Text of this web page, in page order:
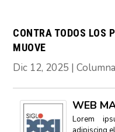
CONTRA TODOS LOS
MUOVE
Dic 12, 2025 |
WEB
Lorem